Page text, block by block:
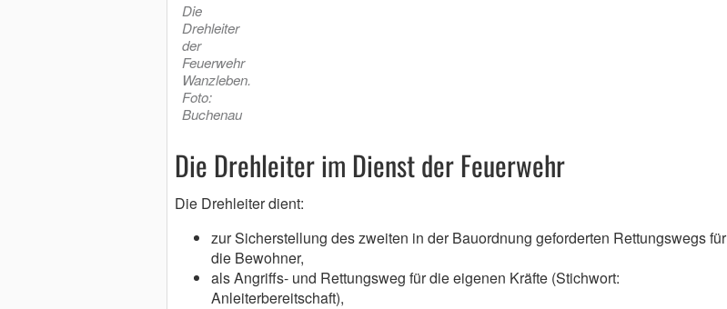
Die
Drehleiter
der
Feuerwehr
Wanzleben.
Foto:
Buchenau
Die Drehleiter im Dienst der Feuerwehr
Die Drehleiter dient:
zur Sicherstellung des zweiten in der Bauordnung geforderten Rettungswegs für
die Bewohner,
als Angriffs- und Rettungsweg für die eigenen Kräfte (Stichwort:
Anleiterbereitschaft),